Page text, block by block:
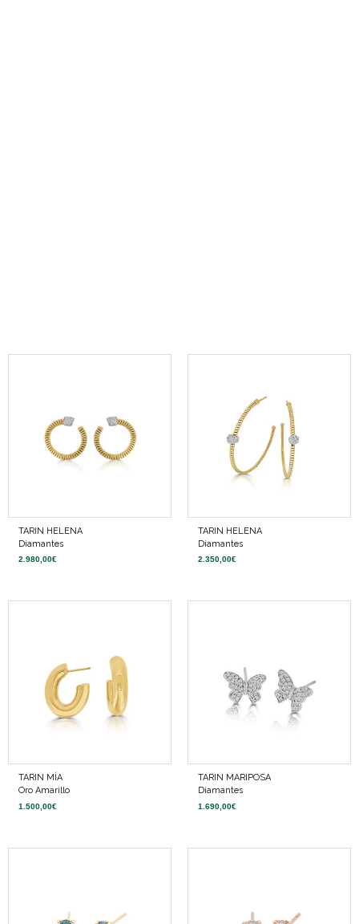
TARIN HELENA
Diamantes
2.980,00€
TARIN HELENA
Diamantes
2.350,00€
TARIN MÍA
Oro Amarillo
1.500,00€
TARIN MARIPOSA
Diamantes
1.690,00€